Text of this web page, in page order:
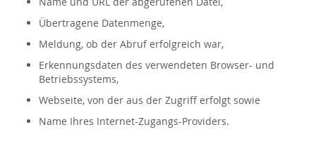
Übertragene Datenmenge,
Meldung, ob der Abruf erfolgreich war,
Erkennungsdaten des verwendeten Browser- und
Betriebssystems,
Webseite, von der aus der Zugriff erfolgt sowie
Name Ihres Internet-Zugangs-Providers.